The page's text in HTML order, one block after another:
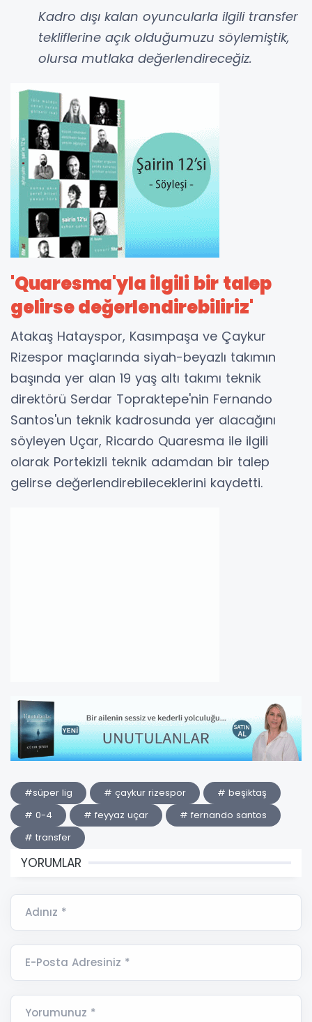
Kadro dışı kalan oyuncularla ilgili transfer
tekliflerine açık olduğumuzu söylemiştik,
olursa mutlaka değerlendireceğiz.
'Quaresma'yla ilgili bir talep
gelirse değerlendirebiliriz'
Atakaş Hatayspor, Kasımpaşa ve Çaykur
Rizespor maçlarında siyah-beyazlı takımın
başında yer alan 19 yaş altı takımı teknik
direktörü Serdar Topraktepe'nin Fernando
Santos'un teknik kadrosunda yer alacağını
söyleyen Uçar, Ricardo Quaresma ile ilgili
olarak Portekizli teknik adamdan bir talep
gelirse değerlendirebileceklerini kaydetti.
#süper lig # çaykur rizespor
# beşiktaş
# 0-4
# feyyaz uçar
# fernando santos
# transfer
YORUMLAR
Adınız *
E-Posta Adresiniz *
Yorumunuz *